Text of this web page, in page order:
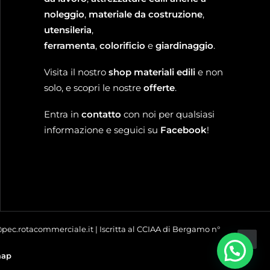
noleggio, materiale da costruzione,
utensileria,
ferramenta, colorificio e giardinaggio.
Visita il nostro shop materiali edili e non
solo, e scopri le nostre offerte.
Entra in contatto con noi per qualsiasi
informazione e seguici su Facebook!
| Iscritta al CCIAA di Bergamo n°